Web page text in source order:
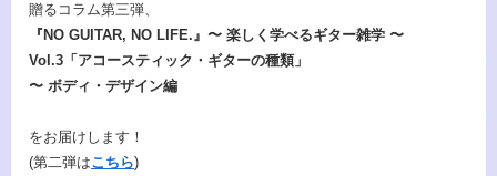
贈るコラム第三弾、
『NO GUITAR, NO LIFE.』〜 楽しく学べるギター雑学 〜
Vol.3「アコースティック・ギターの種類」
〜 ボディ・デザイン編
をお届けします！
(第二弾はこちら)